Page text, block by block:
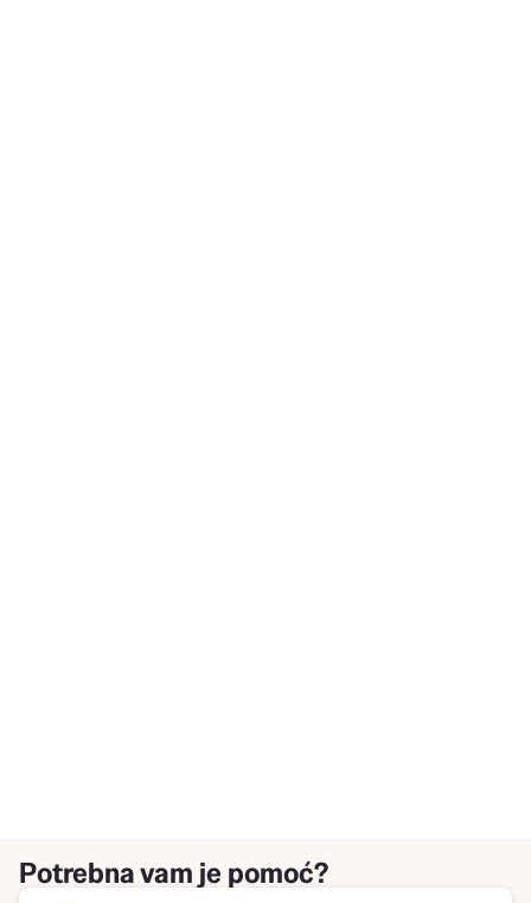
Potrebna vam je pomoć?